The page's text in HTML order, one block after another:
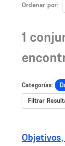
Ordenar por
1
Categorías:
Filtrar